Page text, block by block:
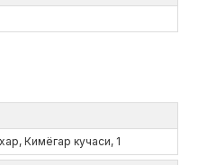
Кимёгар кучаси, 1